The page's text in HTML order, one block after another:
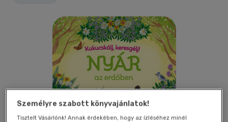
Személyre szabott könyvajánlatok!
Tisztelt Vásárlónk! Annak érdekében, hogy az ízléséhez minél